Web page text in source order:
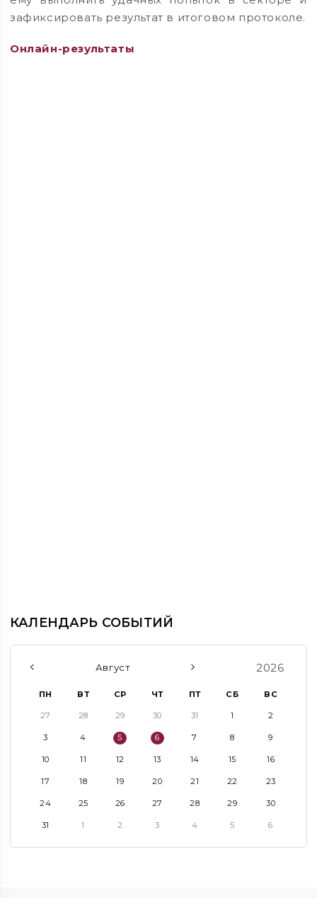
зафиксировать результат в итоговом протоколе.
Онлайн-результаты
КАЛЕНДАРЬ СОБЫТИЙ
Август 2026
ПН ВТ СР ЧТ ПТ СБ ВС
27 28 29 30 31 1 2
3 4 5 6 7 8 9
10 11 12 13 14 15 16
17 18 19 20 21 22 23
24 25 26 27 28 29 30
31 1 2 3 4 5 6